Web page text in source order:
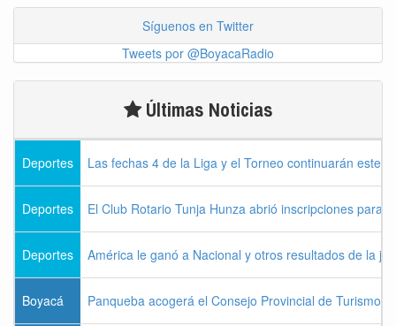
Síguenos en Twitter
Tweets por @BoyacaRadio
Últimas Noticias
Deportes Las fechas 4 de la Liga y el Torneo continuarán este
Deportes El Club Rotario Tunja Hunza abrió inscripciones para
Deportes América le ganó a Nacional y otros resultados de la
Boyacá Panqueba acogerá el Consejo Provincial de Turismo